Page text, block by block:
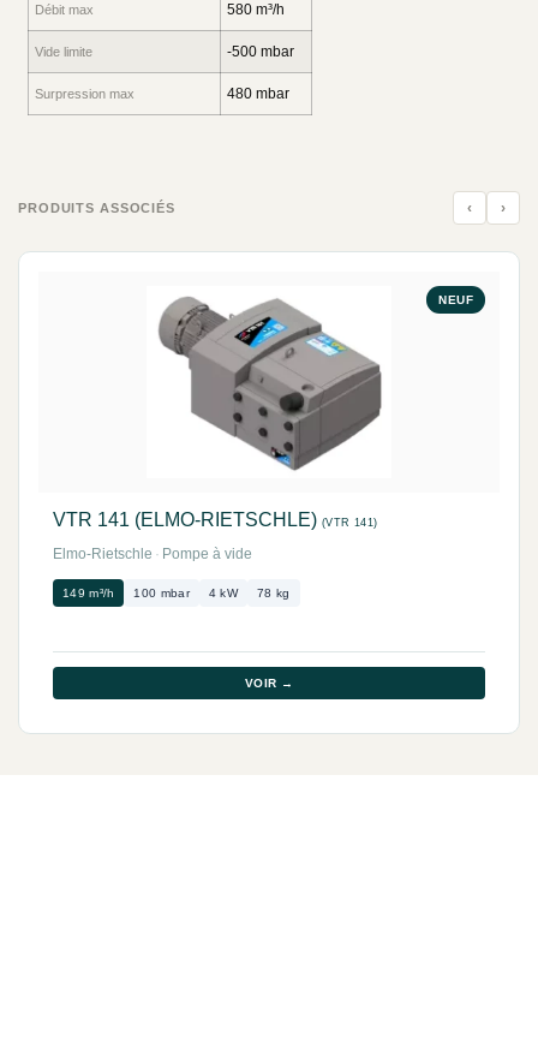
Débit max 580 m³/h
Vide limite -500 mbar
Surpression max 480 mbar
PRODUITS ASSOCIÉS ‹ ›
NEUF
VTR 141 (ELMO-RIETSCHLE) (VTR 141)
Elmo-Rietschle · Pompe à vide
149 m³/h 100 mbar 4 kW 78 kg
VOIR →